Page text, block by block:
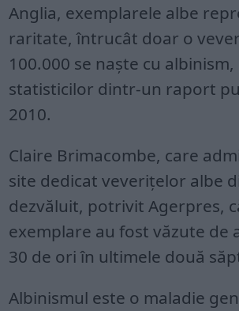
Anglia, exemplarele albe
raritate, întrucât doar o
100.000 se naşte cu
statisticilor dintr-un raport
2010.
Claire Brimacombe, care
site dedicat veveriţelor albe
dezvăluit, potrivit Agerpres,
exemplare au fost văzute de
30 de ori în ultimele două
Albinismul este o maladie